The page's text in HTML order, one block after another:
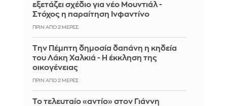
εξετάζει σχέδιο για νέο Μουντιάλ -
Στόχος η παραίτηση Ινφαντίνο
ΠΡΙΝ ΑΠΌ 2 ΜΈΡΕΣ
Την Πέμπτη δημοσία δαπάνη η κηδεία
του Λάκη Χαλκιά - Η έκκληση της
οικογένειας
ΠΡΙΝ ΑΠΌ 2 ΜΈΡΕΣ
Το τελευταίο «αντίο» στον Γιάννη